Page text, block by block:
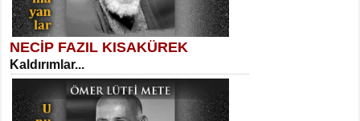
SELAHATTİN YILDIZ
İnsanın Zindanı...
Kadir Ünal
Ayağıma Dolanan Yokuş...
NECİP FAZIL KISAKÜREK
Kaldırımlar...